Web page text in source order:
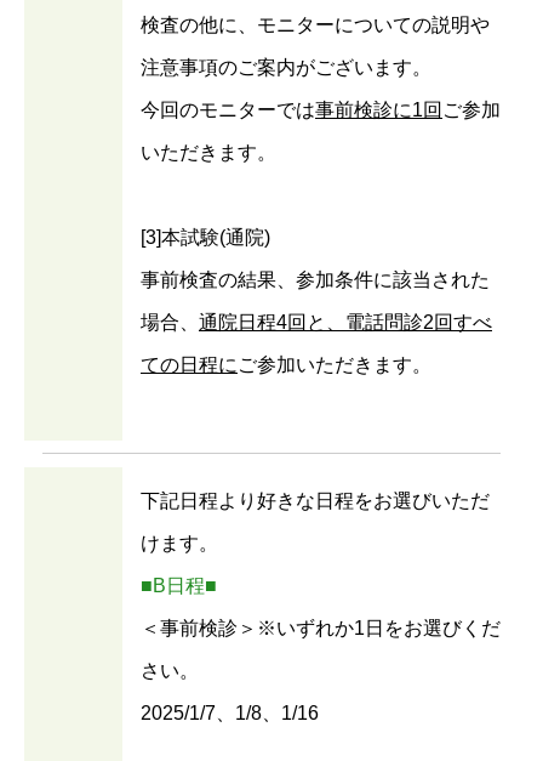
検査の他に、モニターについての説明や
注意事項のご案内がございます。
今回のモニターでは事前検診に1回 ご参加
いただきます。
[3]本試験(通院)
事前検査の結果、参加条件に該当された
場合、 通院日程4回と、電話問診2回すべ
ての日程に ご参加いただきます。
下記日程より好きな日程をお選びいただ
けます。
■B日程■
＜事前検診＞※いずれか1日をお選びくだ
さい。
2025/1/7、1/8、1/16